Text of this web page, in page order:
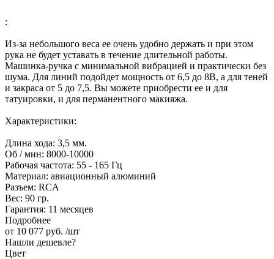
:
Из-за небольшого веса ее очень удобно держать и при этом
рука не будет уставать в течение длительной работы.
Машинка-ручка с минимальной вибрацией и практически без
шума. Для линий подойдет мощность от 6,5 до 8В, а для теней
и закраса от 5 до 7,5. Вы можете приобрести ее и для
татуировки, и для перманентного макияжа.
Характеристики:
Длина хода: 3,5 мм.
Об / мин: 8000-10000
Рабочая частота: 55 - 165 Гц
Материал: авиационный алюминий
Разъем: RCA
Вес: 90 гр.
Гарантия: 11 месяцев
Подробнее
от 10 077 руб. /шт
Нашли дешевле?
Цвет